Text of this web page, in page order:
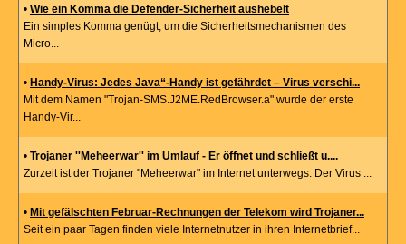
• Wie ein Komma die Defender-Sicherheit aushebelt
Ein simples Komma genügt, um die Sicherheitsmechanismen des
Micro...
• Handy-Virus: Jedes Java“-Handy ist gefährdet – Virus verschi...
Mit dem Namen "Trojan-SMS.J2ME.RedBrowser.a" wurde der erste
Handy-Vir...
• Trojaner ''Meheerwar'' im Umlauf - Er öffnet und schließt u....
Zurzeit ist der Trojaner "Meheerwar" im Internet unterwegs. Der Virus ...
• Mit gefälschten Februar-Rechnungen der Telekom wird Trojaner...
Seit ein paar Tagen finden viele Internetnutzer in ihren Internetbrief...